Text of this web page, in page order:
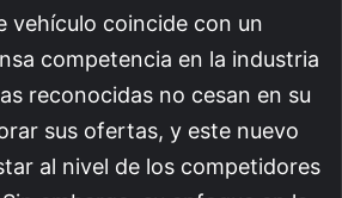
vehículo coincide con un
competencia en la industria
reconocidas no cesan en su
sus ofertas, y este nuevo
al nivel de los competidores